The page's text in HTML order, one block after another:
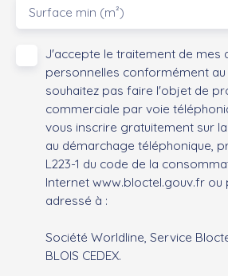
Surface min (m²)
J'accepte le traitement de mes
personnelles conformément au
souhaitez pas faire l'objet de
commerciale par voie
vous inscrire gratuitement sur
au démarchage téléphonique,
L223-1 du code de la
Internet www.bloctel.gouv.fr ou
adressé à :
Société Worldline, Service
BLOIS CEDEX.